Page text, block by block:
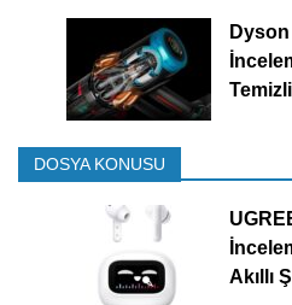
DOSYA KONUSU
Akıllı